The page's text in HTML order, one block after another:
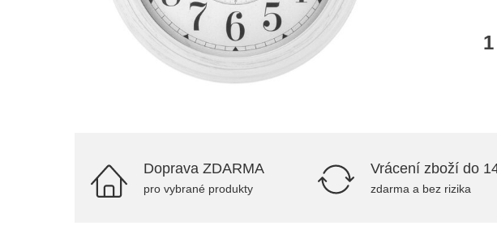
Doprava ZDARMA
pro vybrané produkty
Vrácení zboží do
zdarma a bez rizika